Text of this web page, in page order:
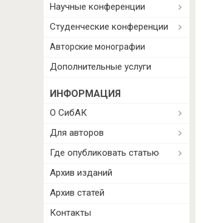
Научные конференции
Студенческие конференции
Авторские монографии
Дополнительные услуги
ИНФОРМАЦИЯ
О СибАК
Для авторов
Где опубликовать статью
Архив изданий
Архив статей
Контакты